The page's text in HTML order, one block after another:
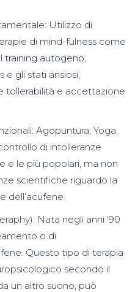
Utilizzo di
di mind-fulness come
training autogeno
e gli stati ansiosi,
tollerabilità e accettazione
Agopuntura, Yoga,
di intolleranze
e le più popolari, ma non
scientifiche riguardo la
dell’acufene.
Nata negli anni ’90
o di
Questo tipo di terapia
secondo il
un altro suono, può